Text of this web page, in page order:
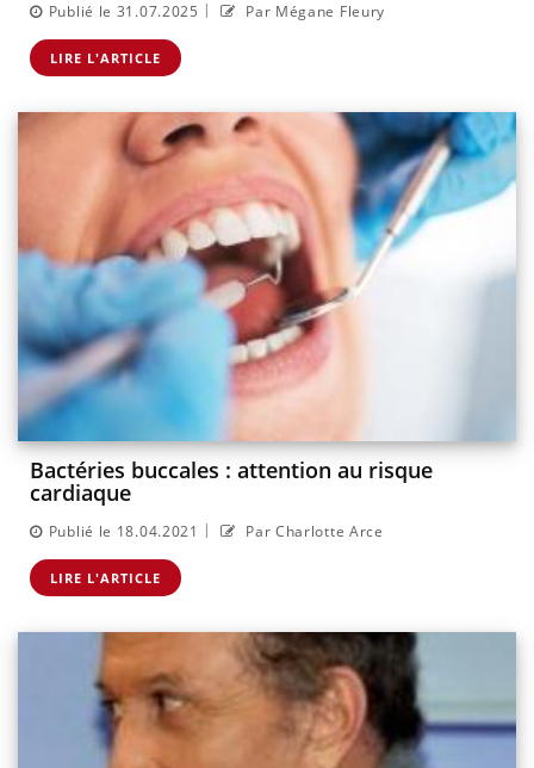
Publié le 31.07.2025 | Par Mégane Fleury
LIRE L'ARTICLE
Bactéries buccales : attention au risque
cardiaque
Publié le 18.04.2021 | Par Charlotte Arce
LIRE L'ARTICLE